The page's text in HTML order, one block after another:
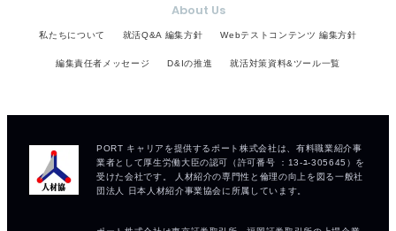
About Us
私たちについて 就活Q&A 編集方針 Webテストコンテンツ 編集方針
編集責任者メッセージ D&Iの推進 就活対策資料&ツール一覧